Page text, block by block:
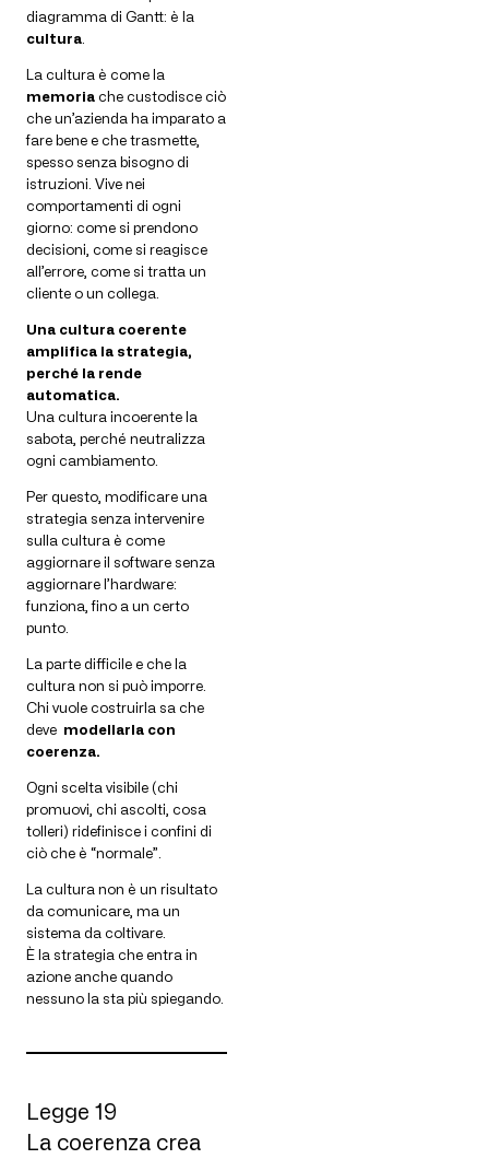
diagramma di Gantt: è la
cultura
La cultura è come la
memoria che custodisce ciò
che un’azienda ha imparato a
fare bene e che trasmette,
spesso senza bisogno di
istruzioni. Vive nei
comportamenti di ogni
giorno: come si prendono
decisioni, come si reagisce
all’errore, come si tratta un
cliente o un collega.
Una cultura coerente
amplifica la strategia,
perché la rende
automatica.
Una cultura incoerente la
sabota, perché neutralizza
ogni cambiamento.
Per questo, modificare una
strategia senza intervenire
sulla cultura è come
aggiornare il software senza
aggiornare l’hardware:
funziona, fino a un certo
punto.
La parte difficile e che la
cultura non si può imporre.
Chi vuole costruirla sa che
deve modellarla con
coerenza.
Ogni scelta visibile (chi
promuovi, chi ascolti, cosa
tolleri) ridefinisce i confini di
ciò che è “normale”.
La cultura non è un risultato
da comunicare, ma un
sistema da coltivare.
È la strategia che entra in
azione anche quando
nessuno la sta più spiegando.
Legge 19
La coerenza crea